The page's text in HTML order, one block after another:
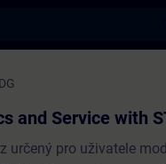
with
and Service with
určený pro uživatele